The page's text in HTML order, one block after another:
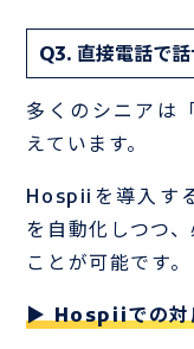
Q3. 直接電話で話
多くのシニアは
えています。
Hospiiを導入す
を自動化しつつ
ことが可能です。
▶ Hospiiでの対